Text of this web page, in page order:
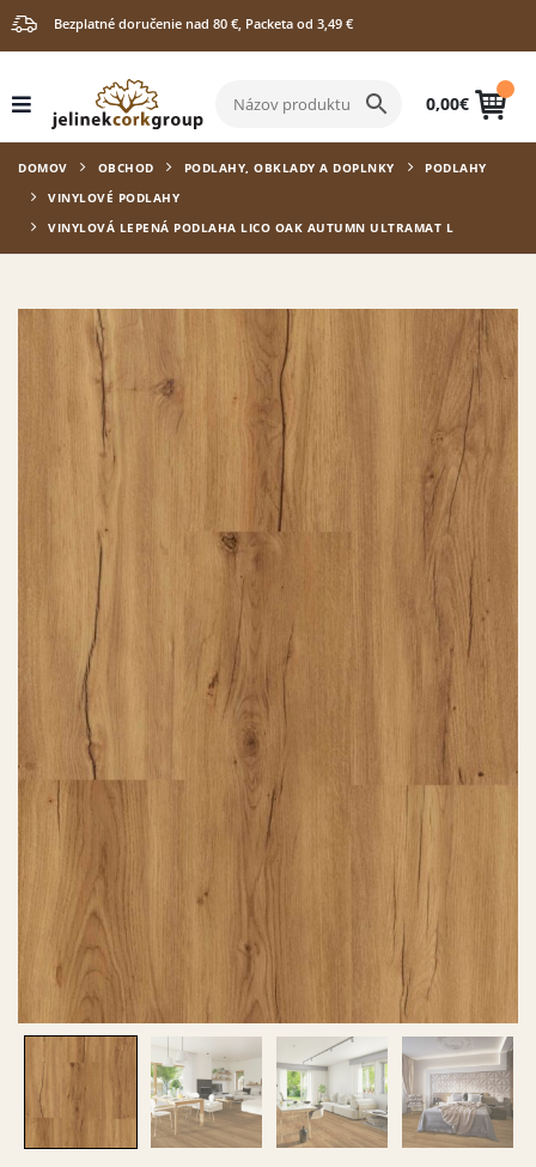
Bezplatné doručenie nad 80 €, Packeta od 3,49 €
0,00€
DOMOV OBCHOD PODLAHY, OBKLADY A DOPLNKY
PODLAHY
VINYLOVÉ PODLAHY
VINYLOVÁ LEPENÁ PODLAHA LICO OAK AUTUMN ULTRAMAT L